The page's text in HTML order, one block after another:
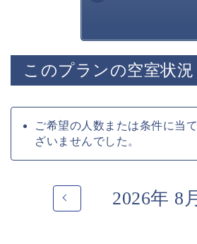
※花火は天候により中止となる場
予めご了承ください。
◇プラン内容◇
・諏訪湖から打ち上がる花火を展
付き客室で鑑賞
・食後に花火鑑賞を楽しめる時間
囲炉裏を囲み、庭園を眺めながら・
萃ならではの、集い語らう寛ぎの
このプランの空室状況
ご希望の人数または条件に当
ざいませんでした。
2026年 8月